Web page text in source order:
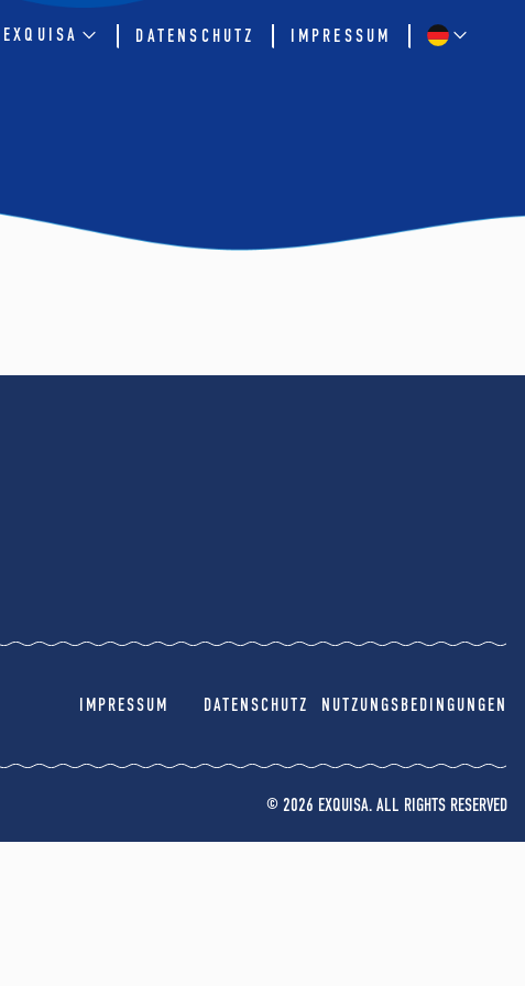
DATENSCHUTZ IMPRESSUM
IMPRESSUM DATENSCHUTZ NUTZUNGSBEDINGUNGEN
© 2026 EXQUISA. ALL RIGHTS RESERVED